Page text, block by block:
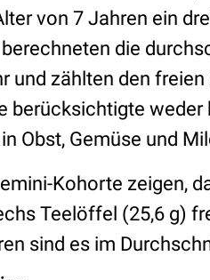
von 7 Jahren ein
die
und zählten den
berücksichtigte
Obst, Gemüse und
Kohorte zeigen,
Teelöffel (25,6 g)
sind es im